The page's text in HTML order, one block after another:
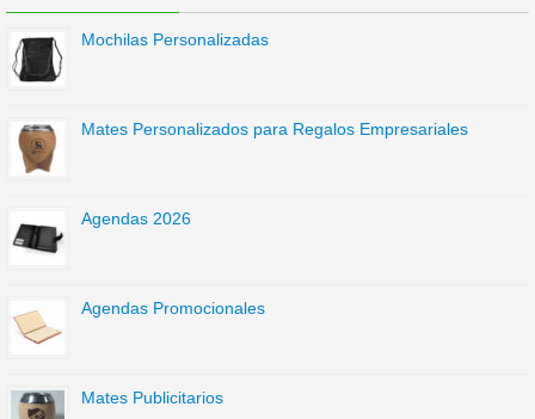
Mochilas Personalizadas
Mates Personalizados para Regalos Empresariales
Agendas 2026
Agendas Promocionales
Mates Publicitarios